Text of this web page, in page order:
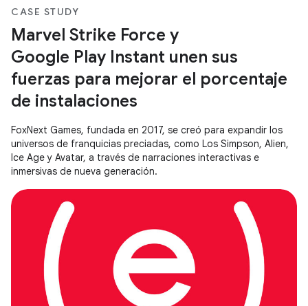
CASE STUDY
Marvel Strike Force y
Google Play Instant unen sus
fuerzas para mejorar el porcentaje
de instalaciones
FoxNext Games, fundada en 2017, se creó para expandir los
universos de franquicias preciadas, como Los Simpson, Alien,
Ice Age y Avatar, a través de narraciones interactivas e
inmersivas de nueva generación.